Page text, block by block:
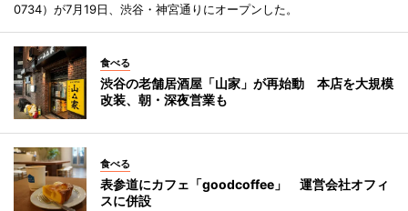
0734）が7月19日、渋谷・神宮通りにオープンした。
食べる
渋谷の老舗居酒屋「山家」が再始動 本店を大規模
改装、朝・深夜営業も
食べる
表参道にカフェ「goodcoffee」 運営会社オフィ
スに併設